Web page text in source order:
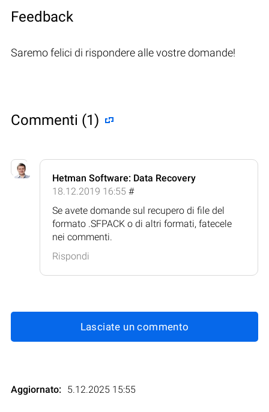
Feedback
Saremo felici di rispondere alle vostre domande!
Commenti (1)
Hetman Software: Data Recovery
18.12.2019 16:55 #
Se avete domande sul recupero di file del
formato .SFPACK o di altri formati, fatecele
nei commenti.
Rispondi
Lasciate un commento
Aggiornato: 5.12.2025 15:55